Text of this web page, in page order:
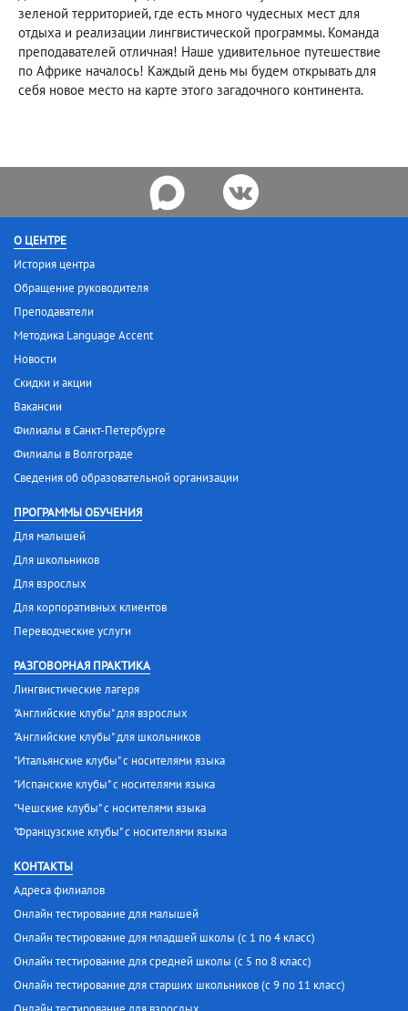
зеленой территорией, где есть много чудесных мест для
отдыха и реализации лингвистической программы. Команда
преподавателей отличная! Наше удивительное путешествие
по Африке началось! Каждый день мы будем открывать для
себя новое место на карте этого загадочного континента.
О ЦЕНТРЕ
История центра
Обращение руководителя
Преподаватели
Методика Language Accent
Новости
Скидки и акции
Вакансии
Филиалы в Санкт-Петербурге
Филиалы в Волгограде
Сведения об образовательной организации
ПРОГРАММЫ ОБУЧЕНИЯ
Для малышей
Для школьников
Для взрослых
Для корпоративных клиентов
Переводческие услуги
РАЗГОВОРНАЯ ПРАКТИКА
Лингвистические лагеря
"Английские клубы" для взрослых
"Английские клубы" для школьников
"Итальянские клубы" с носителями языка
"Испанские клубы" с носителями языка
"Чешские клубы" с носителями языка
"Французские клубы" с носителями языка
КОНТАКТЫ
Адреса филиалов
Онлайн тестирование для малышей
Онлайн тестирование для младшей школы (с 1 по 4 класс)
Онлайн тестирование для средней школы (с 5 по 8 класс)
Онлайн тестирование для старших школьников (с 9 по 11 класс)